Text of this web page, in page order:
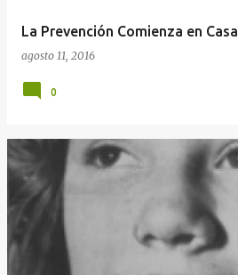
La Prevención Comienza en Casa
agosto 11, 2016
0